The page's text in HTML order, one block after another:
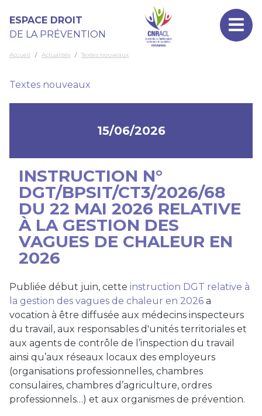
ESPACE DROIT
DE LA PRÉVENTION
Accueil Actualités Textes nouveaux
Catégorie
Textes nouveaux
15/06/2026
INSTRUCTION N°
DGT/BPSIT/CT3/2026/68
DU 22 MAI 2026 RELATIVE
À LA GESTION DES
VAGUES DE CHALEUR EN
2026
Corps de la page
Publiée début juin, cette instruction DGT relative à
la gestion des vagues de chaleur en 2026 a
vocation à être diffusée aux médecins inspecteurs
du travail, aux responsables d'unités territoriales et
aux agents de contrôle de l’inspection du travail
ainsi qu’aux réseaux locaux des employeurs
(organisations professionnelles, chambres
consulaires, chambres d’agriculture, ordres
professionnels…) et aux organismes de prévention.